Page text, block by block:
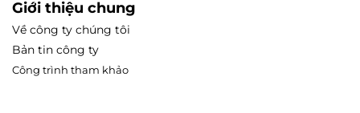
Giới thiệu chung
Về công ty chúng tôi
Bản tin công ty
Công trình tham khảo